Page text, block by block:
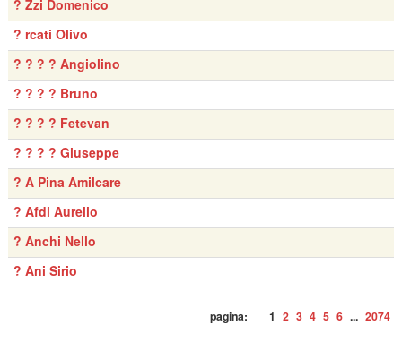
? Zzi Domenico
? rcati Olivo
? ? ? ? Angiolino
? ? ? ? Bruno
? ? ? ? Fetevan
? ? ? ? Giuseppe
? A Pina Amilcare
? Afdi Aurelio
? Anchi Nello
? Ani Sirio
pagina: 1 2 3 4 5 6 ... 2074